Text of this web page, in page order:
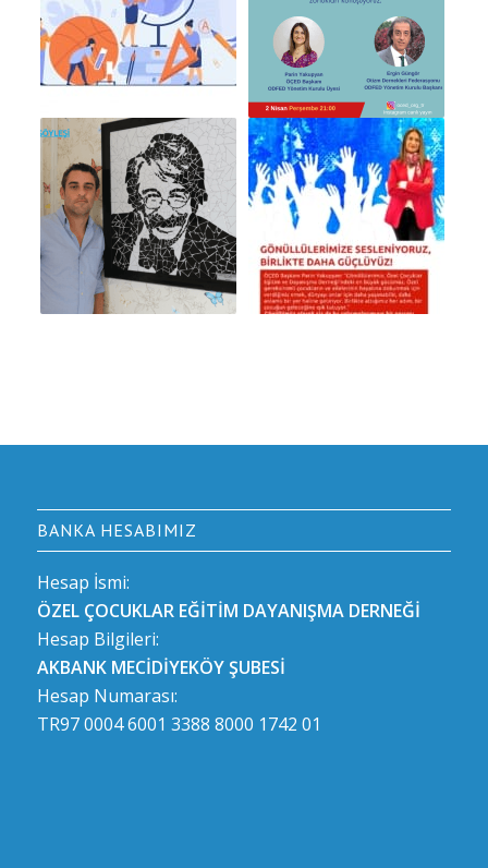
BANKA HESABIMIZ
Hesap İsmi:
ÖZEL ÇOCUKLAR EĞİTİM DAYANIŞMA DERNEĞİ
Hesap Bilgileri:
AKBANK MECİDİYEKÖY ŞUBESİ
Hesap Numarası:
TR97 0004 6001 3388 8000 1742 01